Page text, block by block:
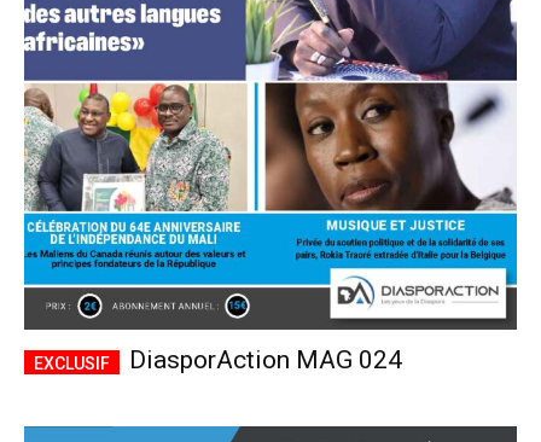
DiasporAction MAG 024